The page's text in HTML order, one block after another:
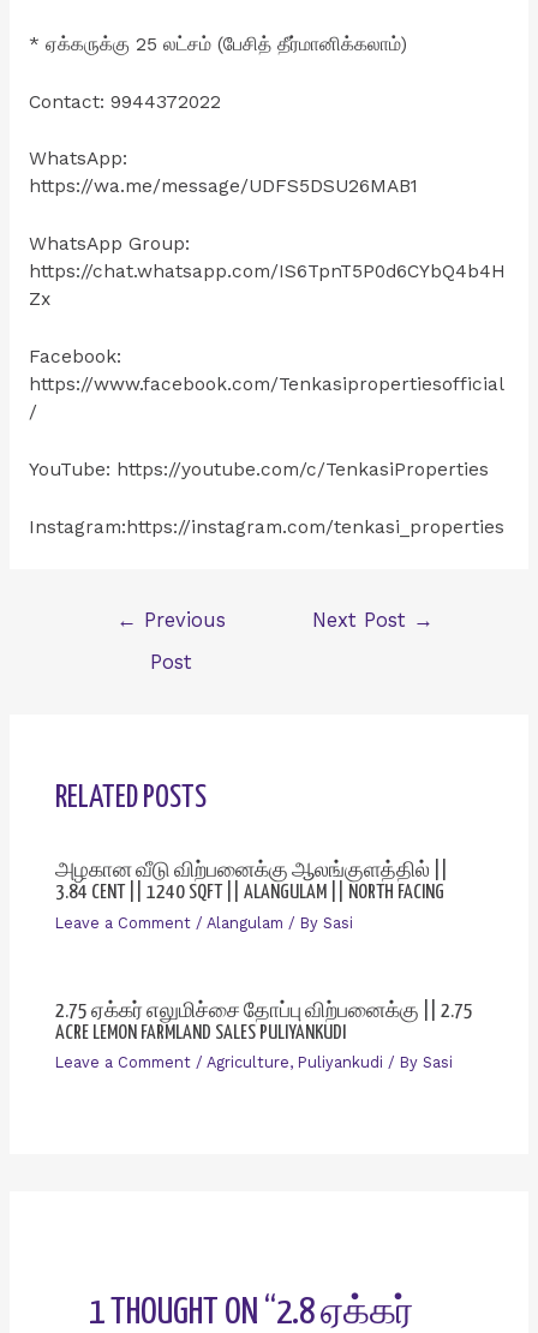
* ஏக்கருக்கு 25 லட்சம் (பேசித் தீர்மானிக்கலாம்)
Contact: 9944372022
WhatsApp:
https://wa.me/message/UDFS5DSU26MAB1
WhatsApp Group:
https://chat.whatsapp.com/IS6TpnT5P0d6CYbQ4b4H
Zx
Facebook:
https://www.facebook.com/Tenkasipropertiesofficial
/
YouTube: https://youtube.com/c/TenkasiProperties
Instagram:https://instagram.com/tenkasi_properties
← Previous
Post
Next Post →
RELATED POSTS
அழகான வீடு விற்பனைக்கு ஆலங்குளத்தில் ||
3.84 CENT || 1240 SQFT || ALANGULAM || NORTH FACING
Leave a Comment / Alangulam / By Sasi
2.75 ஏக்கர் எலுமிச்சை தோப்பு விற்பனைக்கு || 2.75
ACRE LEMON FARMLAND SALES PULIYANKUDI
Leave a Comment / Agriculture, Puliyankudi / By Sasi
1 THOUGHT ON “2.8 ஏக்கர்